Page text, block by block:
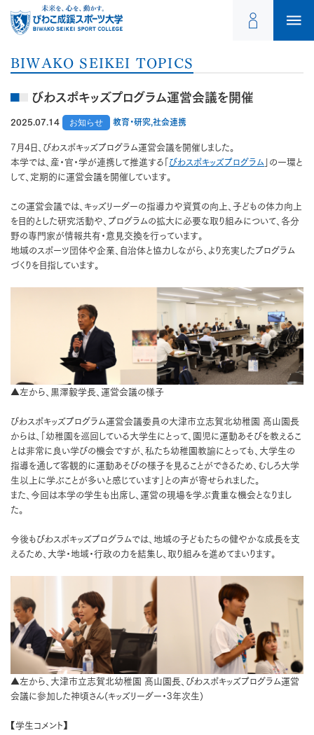
BIWAKO SEIKEI TOPICS
びわスポキッズプログラム運営会議を開催
2025.07.14 お知らせ 教育・研究,社会連携
7月4日、びわスポキッズプログラム運営会議を開催しました。
本学では、産・官・学が連携して推進する「 びわスポキッズプログラム 」の一環と
して、定期的に運営会議を開催しています。
この運営会議では、キッズリーダーの指導力や資質の向上、子どもの体力向上
を目的とした研究活動や、プログラムの拡大に必要な取り組みについて、各分
野の専門家が情報共有・意見交換を行っています。
地域のスポーツ団体や企業、自治体と協力しながら、より充実したプログラム
づくりを目指しています。
▲左から、黒澤毅学長、運営会議の様子
びわスポキッズプログラム運営会議委員の大津市立志賀北幼稚園 髙山園長
からは、「幼稚園を巡回している大学生にとって、園児に運動あそびを教えるこ
とは非常に良い学びの機会ですが、私たち幼稚園教諭にとっても、大学生の
指導を通して客観的に運動あそびの様子を見ることができるため、むしろ大学
生以上に学ぶことが多いと感じています」との声が寄せられました。
また、今回は本学の学生も出席し、運営の現場を学ぶ貴重な機会となりまし
た。
今後もびわスポキッズプログラムでは、地域の子どもたちの健やかな成長を支
えるため、大学・地域・行政の力を結集し、取り組みを進めてまいります。
▲左から、大津市立志賀北幼稚園 髙山園長、びわスポキッズプログラム運営
会議に参加した神頃さん(キッズリーダー・3年次生)
【学生コメント】